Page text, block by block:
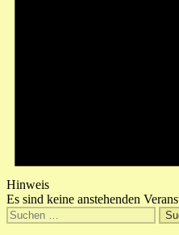
Hinweis
Es sind keine anstehenden
Suchen
nach: